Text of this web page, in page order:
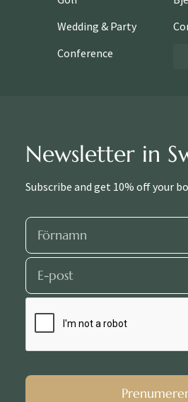
Wedding & Party
Conference
Newsletter in
Subscribe and get 10% off your